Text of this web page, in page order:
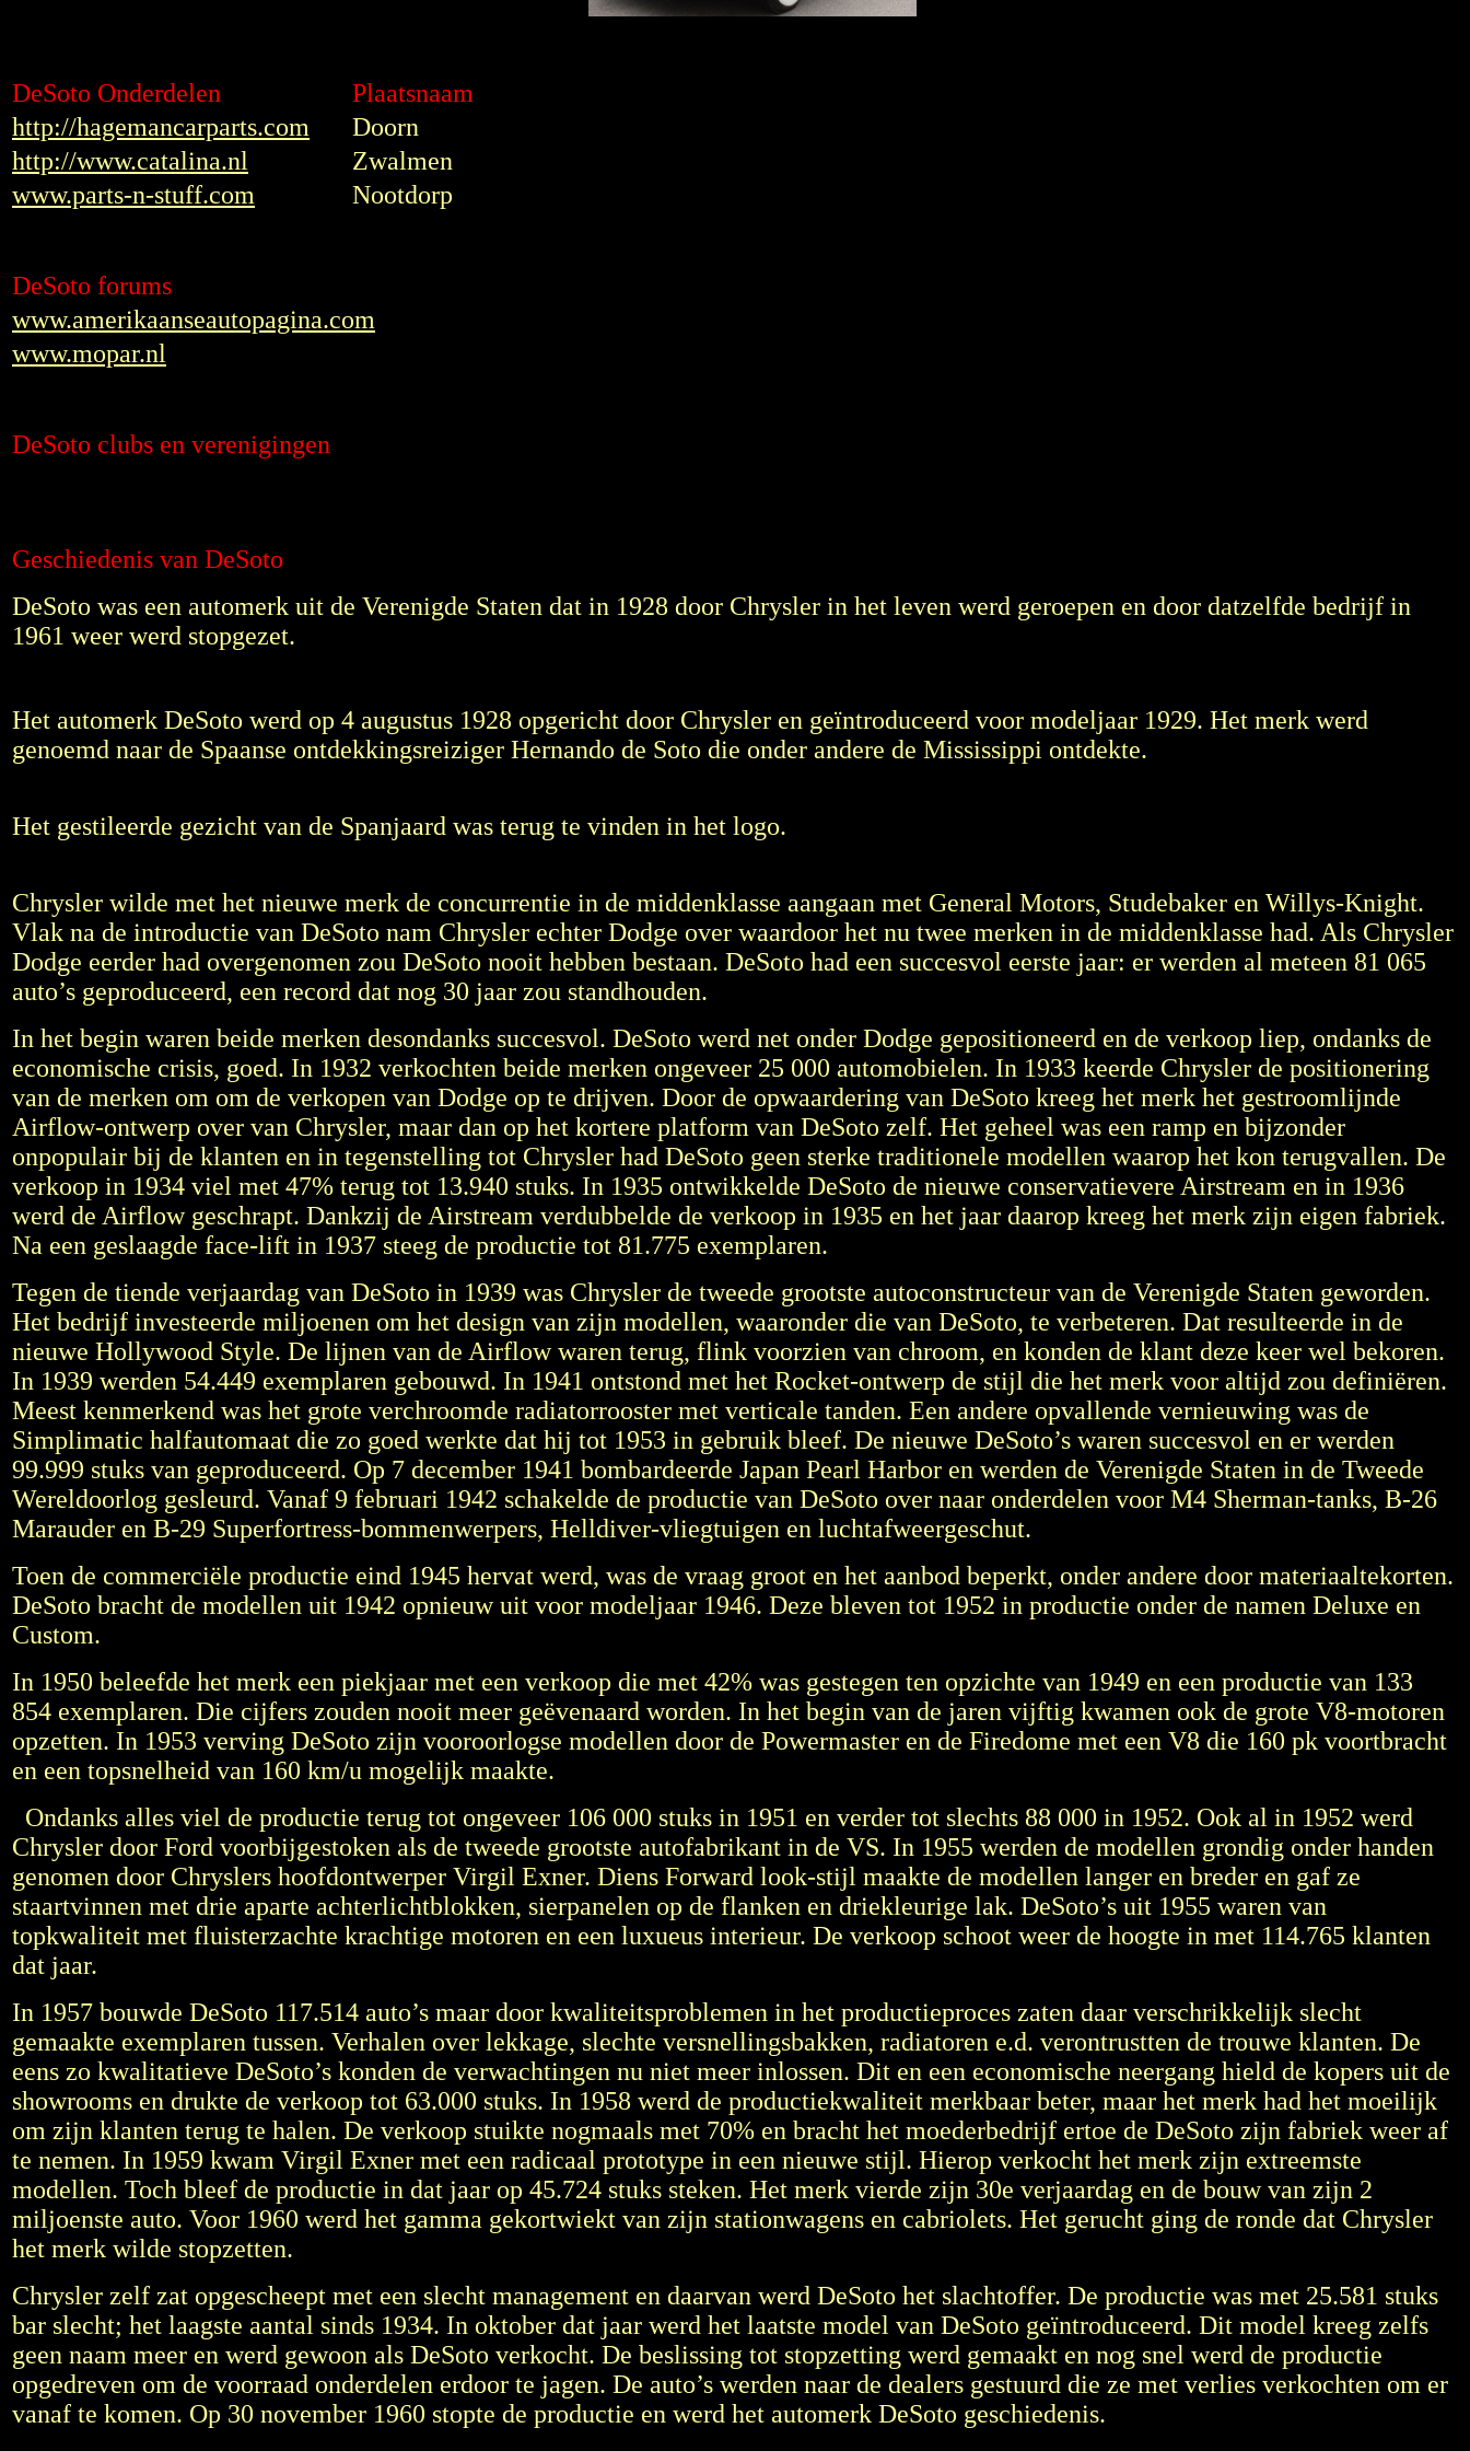
DeSoto Onderdelen
Plaatsnaam
http://hagemancarparts.com
Doorn
http://www.catalina.nl
Zwalmen
www.parts-n-stuff.com
Nootdorp
DeSoto forums
www.amerikaanseautopagina.com
www.mopar.nl
DeSoto clubs en verenigingen
Geschiedenis van DeSoto
DeSoto was een automerk uit de Verenigde Staten dat in 1928 door Chrysler in het leven werd geroepen en door datzelfde bedrijf in
1961 weer werd stopgezet.
Het automerk DeSoto werd op 4 augustus 1928 opgericht door Chrysler en geïntroduceerd voor modeljaar 1929. Het merk werd
genoemd naar de Spaanse ontdekkingsreiziger Hernando de Soto die onder andere de Mississippi ontdekte.
Het gestileerde gezicht van de Spanjaard was terug te vinden in het logo.
Chrysler wilde met het nieuwe merk de concurrentie in de middenklasse aangaan met General Motors, Studebaker en Willys-Knight.
Vlak na de introductie van DeSoto nam Chrysler echter Dodge over waardoor het nu twee merken in de middenklasse had. Als Chrysler
Dodge eerder had overgenomen zou DeSoto nooit hebben bestaan. DeSoto had een succesvol eerste jaar: er werden al meteen 81 065
auto’s geproduceerd, een record dat nog 30 jaar zou standhouden.
In het begin waren beide merken desondanks succesvol. DeSoto werd net onder Dodge gepositioneerd en de verkoop liep, ondanks de
economische crisis, goed. In 1932 verkochten beide merken ongeveer 25 000 automobielen. In 1933 keerde Chrysler de positionering
van de merken om om de verkopen van Dodge op te drijven. Door de opwaardering van DeSoto kreeg het merk het gestroomlijnde
Airflow-ontwerp over van Chrysler, maar dan op het kortere platform van DeSoto zelf. Het geheel was een ramp en bijzonder
onpopulair bij de klanten en in tegenstelling tot Chrysler had DeSoto geen sterke traditionele modellen waarop het kon terugvallen. De
verkoop in 1934 viel met 47% terug tot 13.940 stuks. In 1935 ontwikkelde DeSoto de nieuwe conservatievere Airstream en in 1936
werd de Airflow geschrapt. Dankzij de Airstream verdubbelde de verkoop in 1935 en het jaar daarop kreeg het merk zijn eigen fabriek.
Na een geslaagde face-lift in 1937 steeg de productie tot 81.775 exemplaren.
Tegen de tiende verjaardag van DeSoto in 1939 was Chrysler de tweede grootste autoconstructeur van de Verenigde Staten geworden.
Het bedrijf investeerde miljoenen om het design van zijn modellen, waaronder die van DeSoto, te verbeteren. Dat resulteerde in de
nieuwe Hollywood Style. De lijnen van de Airflow waren terug, flink voorzien van chroom, en konden de klant deze keer wel bekoren.
In 1939 werden 54.449 exemplaren gebouwd. In 1941 ontstond met het Rocket-ontwerp de stijl die het merk voor altijd zou definiëren.
Meest kenmerkend was het grote verchroomde radiatorrooster met verticale tanden. Een andere opvallende vernieuwing was de
Simplimatic halfautomaat die zo goed werkte dat hij tot 1953 in gebruik bleef. De nieuwe DeSoto’s waren succesvol en er werden
99.999 stuks van geproduceerd. Op 7 december 1941 bombardeerde Japan Pearl Harbor en werden de Verenigde Staten in de Tweede
Wereldoorlog gesleurd. Vanaf 9 februari 1942 schakelde de productie van DeSoto over naar onderdelen voor M4 Sherman-tanks, B-26
Marauder en B-29 Superfortress-bommenwerpers, Helldiver-vliegtuigen en luchtafweergeschut.
Toen de commerciële productie eind 1945 hervat werd, was de vraag groot en het aanbod beperkt, onder andere door materiaaltekorten.
DeSoto bracht de modellen uit 1942 opnieuw uit voor modeljaar 1946. Deze bleven tot 1952 in productie onder de namen Deluxe en
Custom.
In 1950 beleefde het merk een piekjaar met een verkoop die met 42% was gestegen ten opzichte van 1949 en een productie van 133
854 exemplaren. Die cijfers zouden nooit meer geëvenaard worden. In het begin van de jaren vijftig kwamen ook de grote V8-motoren
opzetten. In 1953 verving DeSoto zijn vooroorlogse modellen door de Powermaster en de Firedome met een V8 die 160 pk voortbracht
en een topsnelheid van 160 km/u mogelijk maakte.
Ondanks alles viel de productie terug tot ongeveer 106 000 stuks in 1951 en verder tot slechts 88 000 in 1952. Ook al in 1952 werd
Chrysler door Ford voorbijgestoken als de tweede grootste autofabrikant in de VS. In 1955 werden de modellen grondig onder handen
genomen door Chryslers hoofdontwerper Virgil Exner. Diens Forward look-stijl maakte de modellen langer en breder en gaf ze
staartvinnen met drie aparte achterlichtblokken, sierpanelen op de flanken en driekleurige lak. DeSoto’s uit 1955 waren van
topkwaliteit met fluisterzachte krachtige motoren en een luxueus interieur. De verkoop schoot weer de hoogte in met 114.765 klanten
dat jaar.
In 1957 bouwde DeSoto 117.514 auto’s maar door kwaliteitsproblemen in het productieproces zaten daar verschrikkelijk slecht
gemaakte exemplaren tussen. Verhalen over lekkage, slechte versnellingsbakken, radiatoren e.d. verontrustten de trouwe klanten. De
eens zo kwalitatieve DeSoto’s konden de verwachtingen nu niet meer inlossen. Dit en een economische neergang hield de kopers uit de
showrooms en drukte de verkoop tot 63.000 stuks. In 1958 werd de productiekwaliteit merkbaar beter, maar het merk had het moeilijk
om zijn klanten terug te halen. De verkoop stuikte nogmaals met 70% en bracht het moederbedrijf ertoe de DeSoto zijn fabriek weer af
te nemen. In 1959 kwam Virgil Exner met een radicaal prototype in een nieuwe stijl. Hierop verkocht het merk zijn extreemste
modellen. Toch bleef de productie in dat jaar op 45.724 stuks steken. Het merk vierde zijn 30e verjaardag en de bouw van zijn 2
miljoenste auto. Voor 1960 werd het gamma gekortwiekt van zijn stationwagens en cabriolets. Het gerucht ging de ronde dat Chrysler
het merk wilde stopzetten.
Chrysler zelf zat opgescheept met een slecht management en daarvan werd DeSoto het slachtoffer. De productie was met 25.581 stuks
bar slecht; het laagste aantal sinds 1934. In oktober dat jaar werd het laatste model van DeSoto geïntroduceerd. Dit model kreeg zelfs
geen naam meer en werd gewoon als DeSoto verkocht. De beslissing tot stopzetting werd gemaakt en nog snel werd de productie
opgedreven om de voorraad onderdelen erdoor te jagen. De auto’s werden naar de dealers gestuurd die ze met verlies verkochten om er
vanaf te komen. Op 30 november 1960 stopte de productie en werd het automerk DeSoto geschiedenis.